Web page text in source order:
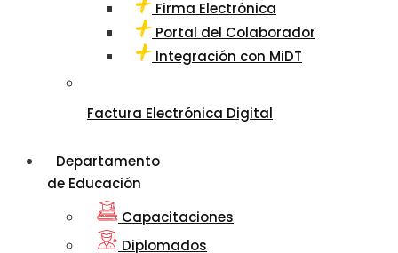
Firma Electrónica
Portal del Colaborador
Integración con MiDT
Factura Electrónica Digital
Departamento
de Educación
Capacitaciones
Diplomados